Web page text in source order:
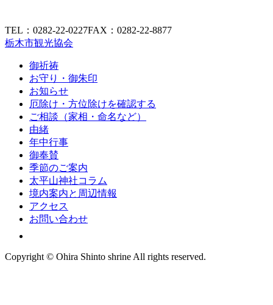
TEL：0282-22-0227FAX：0282-22-8877
栃木市観光協会
御祈祷
お守り・御朱印
お知らせ
厄除け・方位除けを確認する
ご相談（家相・命名など）
由緒
年中行事
御奉賛
季節のご案内
太平山神社コラム
境内案内と周辺情報
アクセス
お問い合わせ
Copyright © Ohira Shinto shrine All rights reserved.